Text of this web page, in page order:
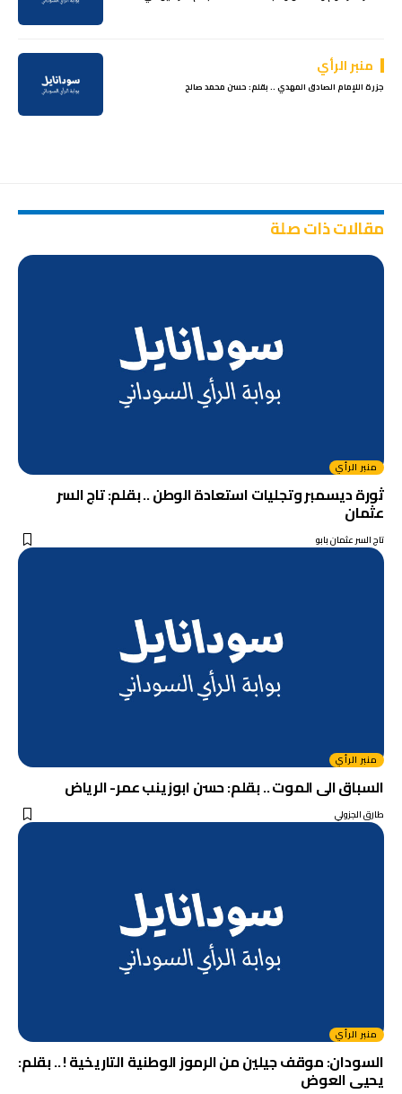
منبر الرأي
جزرة اللإمام الصادق المهدي .. بقلم: حسن محمد صالح
مقالات ذات صلة
منبر الرأي
ثورة ديسمبر وتجليات استعادة الوطن .. بقلم: تاج السر
عثمان
تاج السر عثمان بابو
منبر الرأي
السباق الى الموت .. بقلم: حسن ابوزينب عمر- الرياض
طارق الجزولي
منبر الرأي
السودان: موقف جيلين من الرموز الوطنية التاريخية ! .. بقلم:
يحيى العوض